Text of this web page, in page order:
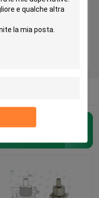
UNITI
aerei (62)